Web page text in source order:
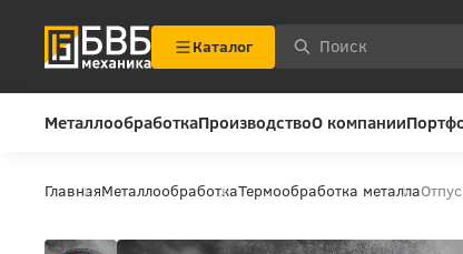
Каталог
МеталлообработкаПроизводствоО компании
ГлавнаяМеталлообработкаТермообработка металла